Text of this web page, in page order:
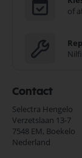
of
Contact
Selectra Hengelo
Verzetslaan 13-7
7548 EM, Boekelo
Nederland